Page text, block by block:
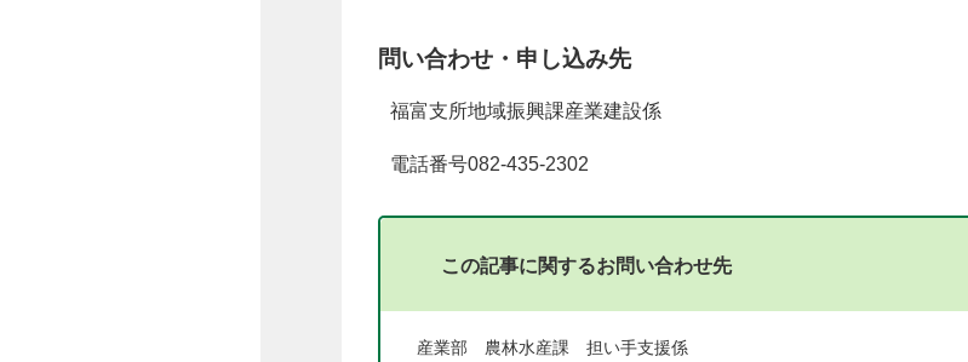
問い合わせ・申し込み先
福富支所地域振興課産業建設係
電話番号082-435-2302
この記事に関するお問い合わせ先
産業部 農林水産課 担い手支援係